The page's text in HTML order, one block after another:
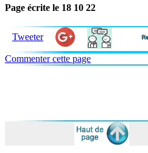
Page écrite le 18 10 22
Tweeter
Commenter cette page